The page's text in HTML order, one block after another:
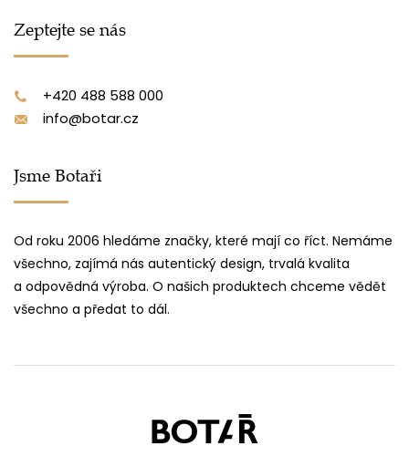
Zeptejte se nás
+420 488 588 000
info@botar.cz
Jsme Botaři
Od roku 2006 hledáme značky, které mají co říct. Nemáme
všechno, zajímá nás autentický design, trvalá kvalita
a odpovědná výroba. O našich produktech chceme vědět
všechno a předat to dál.